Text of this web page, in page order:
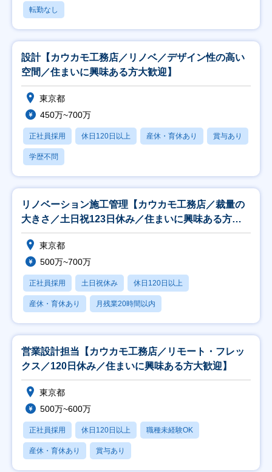
転勤なし
設計【カウカモ工務店／リノベ／デザイン性の高い
空間／住まいに興味ある方大歓迎】
東京都
450万~700万
正社員採用 休日120日以上 産休・育休あり 賞与あり
学歴不問
リノベーション施工管理【カウカモ工務店／裁量の
大きさ／土日祝123日休み／住まいに興味ある方大
歓迎】
東京都
500万~700万
正社員採用 土日祝休み 休日120日以上
産休・育休あり 月残業20時間以内
営業設計担当【カウカモ工務店／リモート・フレッ
クス／120日休み／住まいに興味ある方大歓迎】
東京都
500万~600万
正社員採用 休日120日以上 職種未経験OK
産休・育休あり 賞与あり